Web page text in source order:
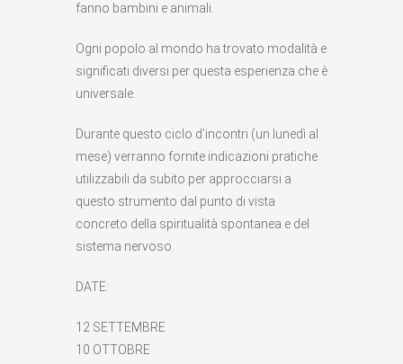
fanno bambini e animali.
Ogni popolo al mondo ha trovato modalità e
significati diversi per questa esperienza che è
universale.
Durante questo ciclo d’incontri (un lunedì al
mese) verranno fornite indicazioni pratiche
utilizzabili da subito per approcciarsi a
questo strumento dal punto di vista
concreto della spiritualità spontanea e del
sistema nervoso.
DATE:
12 SETTEMBRE
10 OTTOBRE